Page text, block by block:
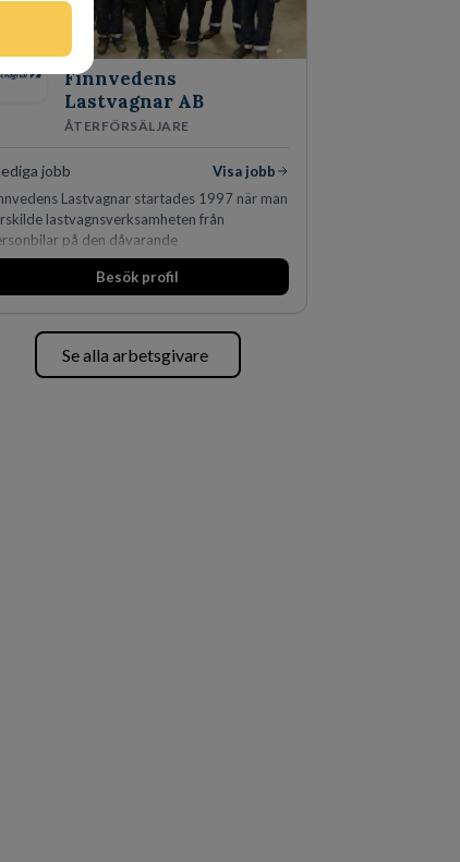
Finnvedens
Lastvagnar AB
ÅTERFÖRSÄLJARE
jobb
Visa jobb
Lastvagnar startades 1997 när man
lastvagnsverksamheten från
på den dåvarande
i Värnamo. Sedan dess har
expanderat kraftigt genom ett antal
och finns representerade på 20
i södra Sverige.
Besök profil
Se alla arbetsgivare